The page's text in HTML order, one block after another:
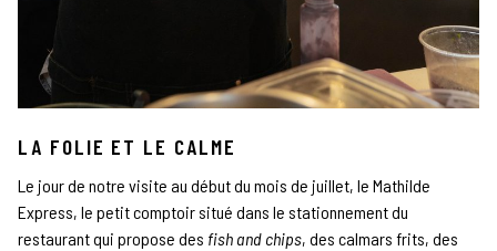
LA FOLIE ET LE CALME
Le jour de notre visite au début du mois de juillet, le Mathilde
Express, le petit comptoir situé dans le stationnement du
restaurant qui propose des fish and chips, des calmars frits, des